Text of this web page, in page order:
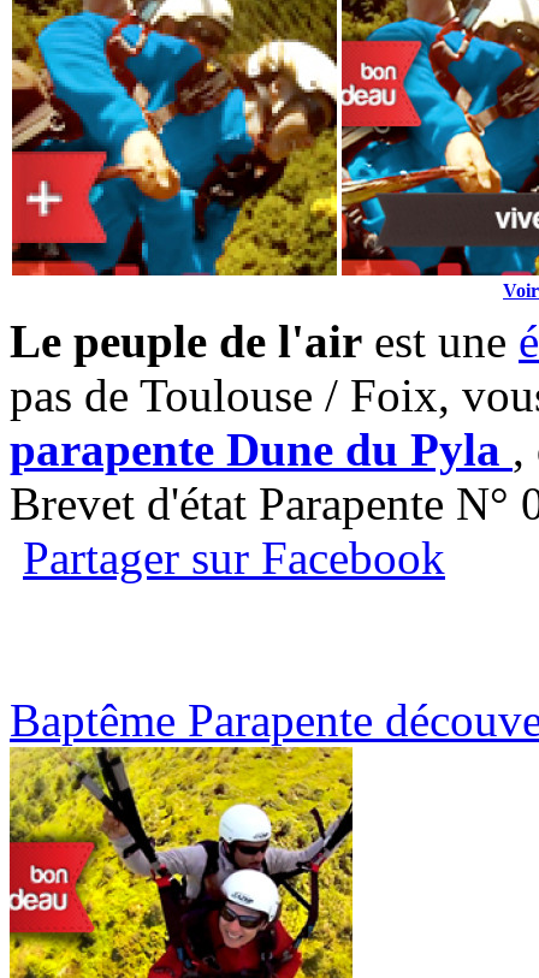
Voir
Le peuple de l'air est une
pas de Toulouse / Foix,
parapente Dune du Pyla ,
Brevet d'état Parapente N°
Partager sur Facebook
Baptême Parapente